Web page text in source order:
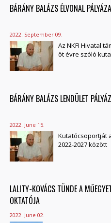
BÁRÁNY BALÁZS ÉLVONAL
2022. September 09.
Az NKFI Hivatal
öt évre szóló
BÁRÁNY BALÁZS LENDÜLET
2022. June 15.
Kutatócsoportját
2022-2027 között
LALITY-KOVÁCS TÜNDE A
OKTATÓJA
2022. June 02.